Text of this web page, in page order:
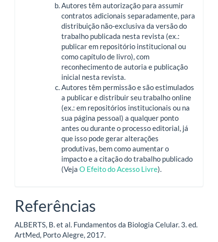
Autores têm autorização para assumir
contratos adicionais separadamente, para
distribuição não-exclusiva da versão do
trabalho publicada nesta revista (ex.:
publicar em repositório institucional ou
como capítulo de livro), com
reconhecimento de autoria e publicação
inicial nesta revista.
Autores têm permissão e são estimulados
a publicar e distribuir seu trabalho online
(ex.: em repositórios institucionais ou na
sua página pessoal) a qualquer ponto
antes ou durante o processo editorial, já
que isso pode gerar alterações
produtivas, bem como aumentar o
impacto e a citação do trabalho publicado
(Veja O Efeito do Acesso Livre).
Referências
ALBERTS, B. et al. Fundamentos da Biologia Celular. 3. ed.
ArtMed, Porto Alegre, 2017.